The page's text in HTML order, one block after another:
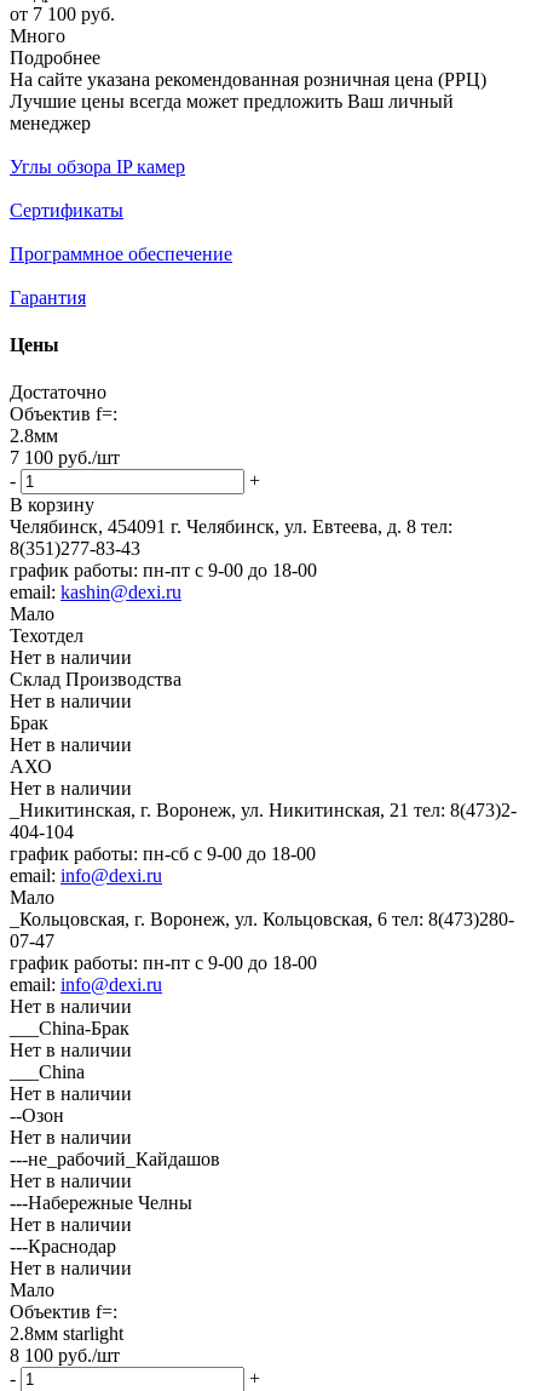
от 7 100 руб.
Много
Подробнее
На сайте указана рекомендованная розничная цена (РРЦ)
Лучшие цены всегда может предложить Ваш личный
менеджер
Углы обзора IP камер
Сертификаты
Программное обеспечение
Гарантия
Цены
Достаточно
Объектив f=:
2.8мм
7 100 руб./шт
-
+
В корзину
Челябинск, 454091 г. Челябинск, ул. Евтеева, д. 8 тел:
8(351)277-83-43
график работы: пн-пт с 9-00 до 18-00
email: kashin@dexi.ru
Мало
Техотдел
Нет в наличии
Склад Производства
Нет в наличии
Брак
Нет в наличии
АХО
Нет в наличии
_Никитинская, г. Воронеж, ул. Никитинская, 21 тел: 8(473)2-
404-104
график работы: пн-сб с 9-00 до 18-00
email: info@dexi.ru
Мало
_Кольцовская, г. Воронеж, ул. Кольцовская, 6 тел: 8(473)280-
07-47
график работы: пн-пт с 9-00 до 18-00
email: info@dexi.ru
Нет в наличии
___China-Брак
Нет в наличии
___China
Нет в наличии
--Озон
Нет в наличии
---не_рабочий_Кайдашов
Нет в наличии
---Набережные Челны
Нет в наличии
---Краснодар
Нет в наличии
Мало
Объектив f=:
2.8мм starlight
8 100 руб./шт
-
+